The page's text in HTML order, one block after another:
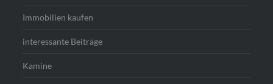
Immobilien kaufen
interessante Beiträge
Kamine